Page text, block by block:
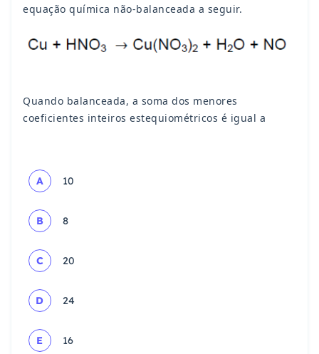
equação química não-balanceada a seguir.
Quando balanceada, a soma dos menores
coeficientes inteiros estequiométricos é igual a
A 10
B 8
C 20
D 24
E 16